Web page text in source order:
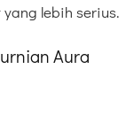
lebih serius.
Aura